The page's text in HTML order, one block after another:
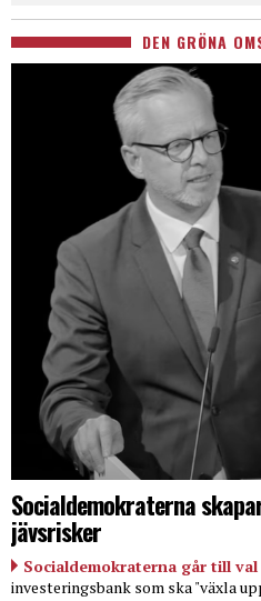
DEN GRÖNA
Socialdemokraterna
jävsrisker
Socialdemokraterna går till val
investeringsbank som ska "växla